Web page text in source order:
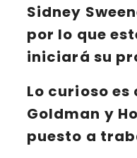
Sidney
por lo que
iniciará su
Lo curioso es
Goldman y
puesto a